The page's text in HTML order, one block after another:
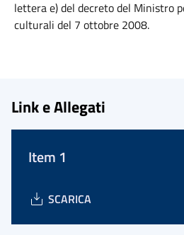
lettera e) del decreto del Ministro
culturali del 7 ottobre 2008.
Link e Allegati
Item 1
SCARICA